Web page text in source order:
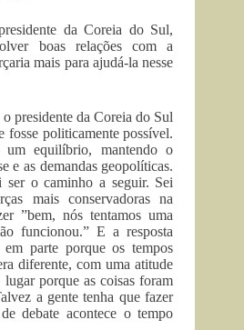
da Coreia do Sul,
boas relações com a
mais para ajudá-la nesse
o presidente da Coreia do Sul
fosse politicamente possível.
um equilíbrio, mantendo o
e as demandas geopolíticas.
ser o caminho a seguir. Sei
mais conservadoras na
”bem, nós tentamos uma
funcionou.” E a resposta
parte porque os tempos
diferente, com uma atitude
porque as coisas foram
a gente tenha que fazer
debate acontece o tempo